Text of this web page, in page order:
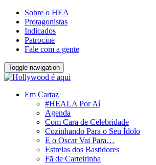
Sobre o HEA
Protagonistas
Indicados
Patrocine
Fale com a gente
Toggle navigation
Em Cartaz
#HEALA Por Aí
Agenda
Com Cara de Celebridade
Cozinhando Para o Seu Ídolo
E o Oscar Vai Para…
Estrelas dos Bastidores
Fã de Carteirinha